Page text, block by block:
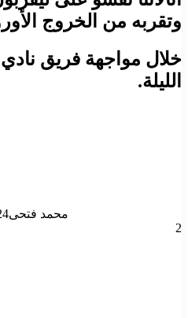
وتقربه من الخروج
خلال مواجهة فريق نادي
الليلة.
محمد فتحى
2